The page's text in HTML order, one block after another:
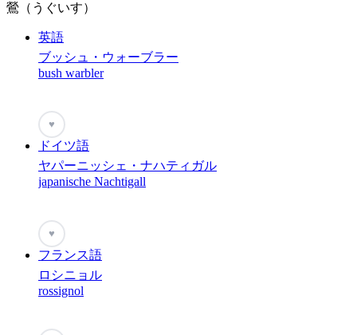
鶯（うぐいす）
英語
ブッシュ・ウォーブラー
bush warbler
♥
ドイツ語
ヤパーニッシェ・ナハティガル
japanische Nachtigall
♥
フランス語
ロシニョル
rossignol